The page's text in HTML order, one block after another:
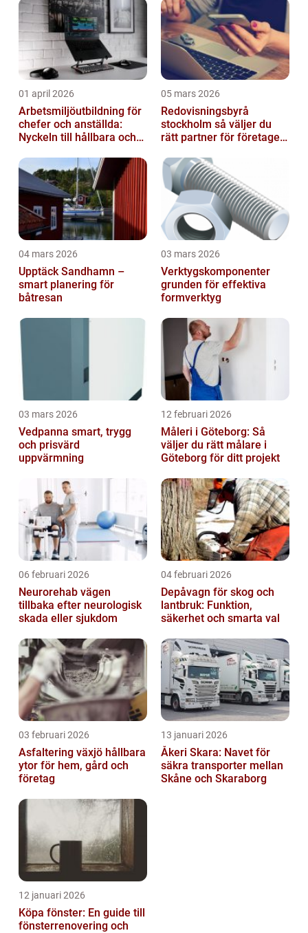
01 april 2026
Arbetsmiljöutbildning för
chefer och anställda:
Nyckeln till hållbara och
05 mars 2026
Redovisningsbyrå
stockholm så väljer du
rätt partner för företagets
04 mars 2026
Upptäck Sandhamn –
smart planering för
båtresan
03 mars 2026
Verktygskomponenter
grunden för effektiva
formverktyg
03 mars 2026
Vedpanna smart, trygg
och prisvärd
uppvärmning
12 februari 2026
Måleri i Göteborg: Så
väljer du rätt målare i
Göteborg för ditt projekt
06 februari 2026
Neurorehab vägen
tillbaka efter neurologisk
skada eller sjukdom
04 februari 2026
Depåvagn för skog och
lantbruk: Funktion,
säkerhet och smarta val
03 februari 2026
Asfaltering växjö hållbara
ytor för hem, gård och
företag
13 januari 2026
Åkeri Skara: Navet för
säkra transporter mellan
Skåne och Skaraborg
12 januari 2026
Köpa fönster: En guide till
fönsterrenovering och